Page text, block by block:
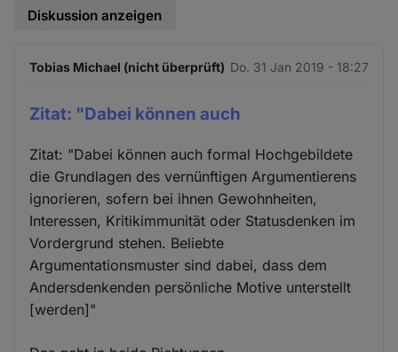
Diskussion anzeigen
Tobias Michael (nicht überprüft) Do. 31 Jan 2019 - 18:27
Zitat: "Dabei können auch
Zitat: "Dabei können auch formal Hochgebildete
die Grundlagen des vernünftigen Argumentierens
ignorieren, sofern bei ihnen Gewohnheiten,
Interessen, Kritikimmunität oder Statusdenken im
Vordergrund stehen. Beliebte
Argumentationsmuster sind dabei, dass dem
Andersdenkenden persönliche Motive unterstellt
[werden]"